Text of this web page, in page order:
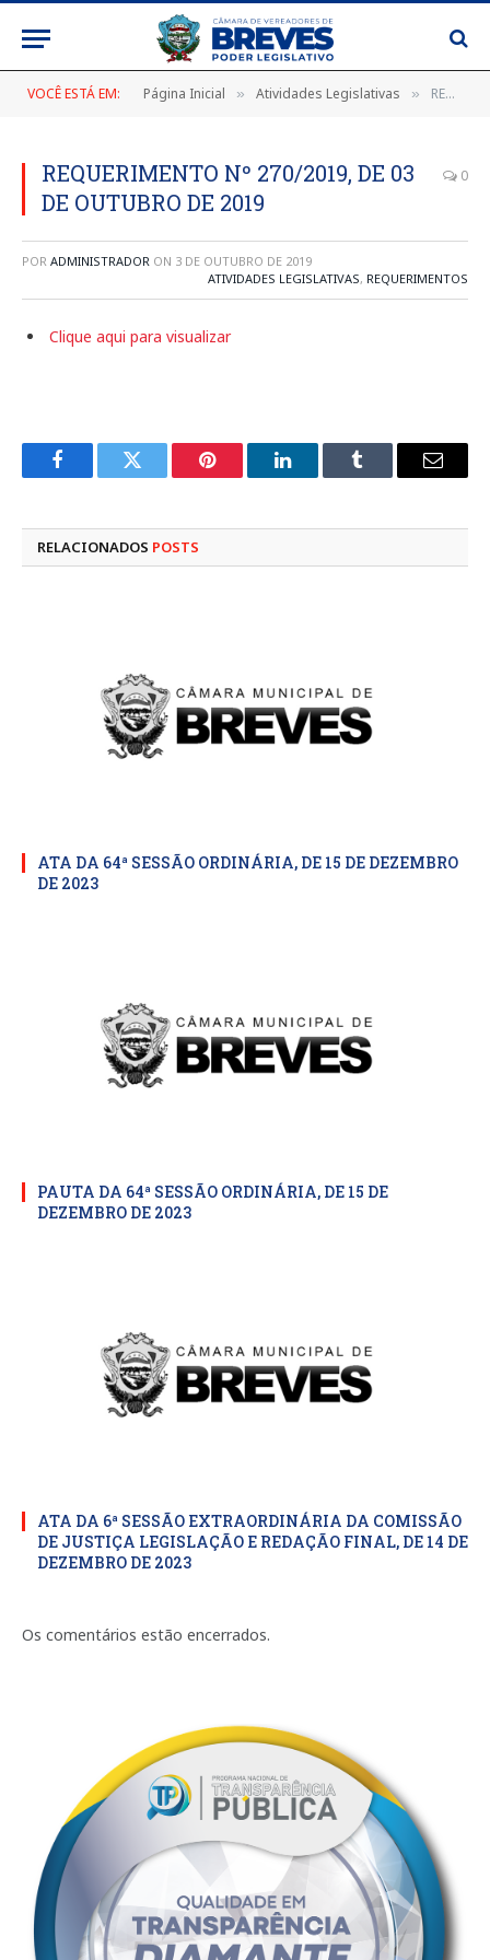
VOCÊ ESTÁ EM: Página Inicial » Atividades Legislativas » REQUERIMENTO Nº 270/2019, DE 03 DE OUTUBRO DE 2019
REQUERIMENTO Nº 270/2019, DE 03
DE OUTUBRO DE 2019
0
POR ADMINISTRADOR ON 3 DE OUTUBRO DE 2019
ATIVIDADES LEGISLATIVAS, REQUERIMENTOS
Clique aqui para visualizar
FacebookTwitter Pinterest LinkedInTumblr
E-
RELACIONADOS POSTS
ATA DA 64ª SESSÃO ORDINÁRIA, DE 15 DE DEZEMBRO
DE 2023
PAUTA DA 64ª SESSÃO ORDINÁRIA, DE 15 DE
DEZEMBRO DE 2023
ATA DA 6ª SESSÃO EXTRAORDINÁRIA DA COMISSÃO
DE JUSTIÇA LEGISLAÇÃO E REDAÇÃO FINAL, DE 14 DE
DEZEMBRO DE 2023
Os comentários estão encerrados.